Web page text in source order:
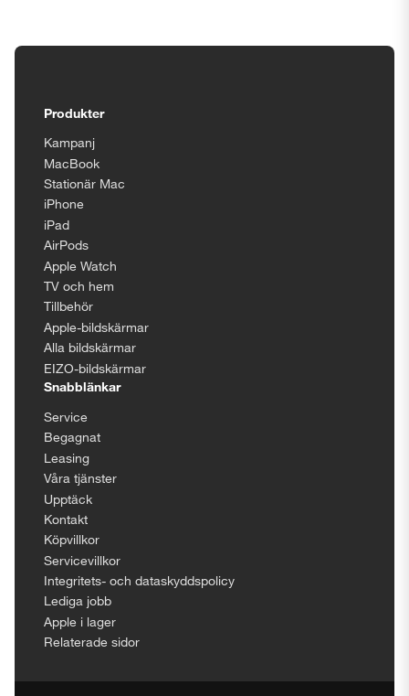
Produkter
Kampanj
MacBook
Stationär Mac
iPhone
iPad
AirPods
Apple Watch
TV och hem
Tillbehör
Apple-bildskärmar
Alla bildskärmar
EIZO-bildskärmar
Snabblänkar
Service
Begagnat
Leasing
Våra tjänster
Upptäck
Kontakt
Köpvillkor
Servicevillkor
Integritets- och dataskyddspolicy
Lediga jobb
Apple i lager
Relaterade sidor